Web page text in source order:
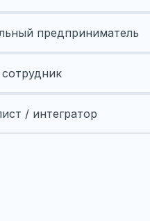
предприниматель
/ интегратор